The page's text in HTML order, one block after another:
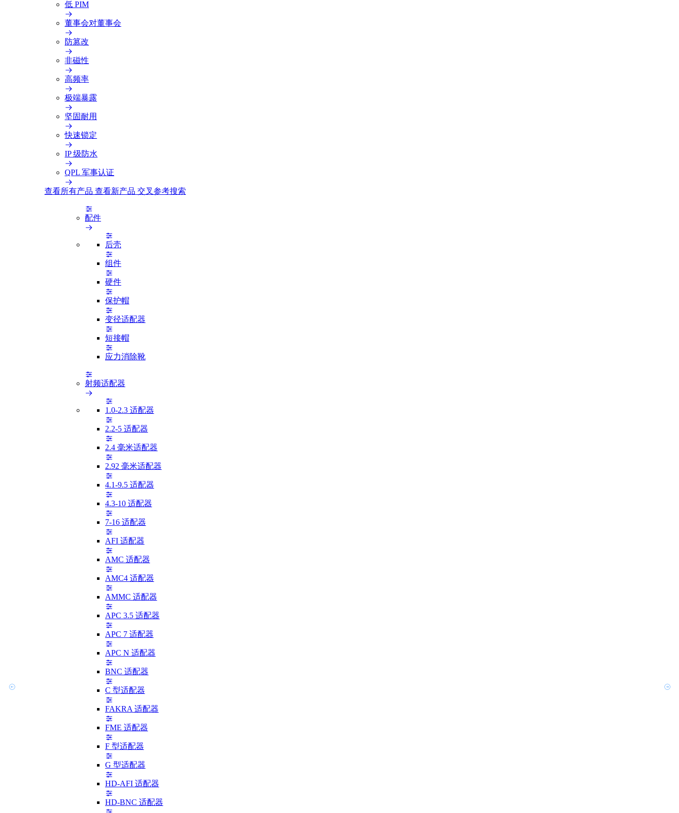
低 PIM
董事会对董事会
防篡改
非磁性
高频率
极端暴露
坚固耐用
快速锁定
IP 级防水
QPL 军事认证
查看所有产品 查看新产品 交叉参考搜索
配件
后壳
组件
硬件
保护帽
变径适配器
短接帽
应力消除靴
射频适配器
1.0-2.3 适配器
2.2-5 适配器
2.4 毫米适配器
2.92 毫米适配器
4.1-9.5 适配器
4.3-10 适配器
7-16 适配器
AFI 适配器
AMC 适配器
AMC4 适配器
AMMC 适配器
APC 3.5 适配器
APC 7 适配器
APC N 适配器
BNC 适配器
C 型适配器
FAKRA 适配器
FME 适配器
F 型适配器
G 型适配器
HD-AFI 适配器
HD-BNC 适配器